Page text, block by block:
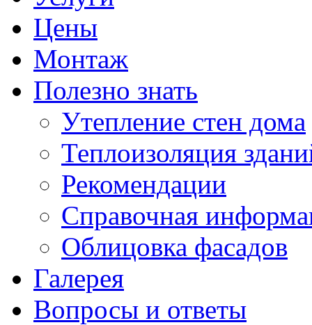
Цены
Монтаж
Полезно знать
Утепление стен дома
Теплоизоляция
Рекомендации
Справочная
Облицовка фасадов
Галерея
Вопросы и ответы